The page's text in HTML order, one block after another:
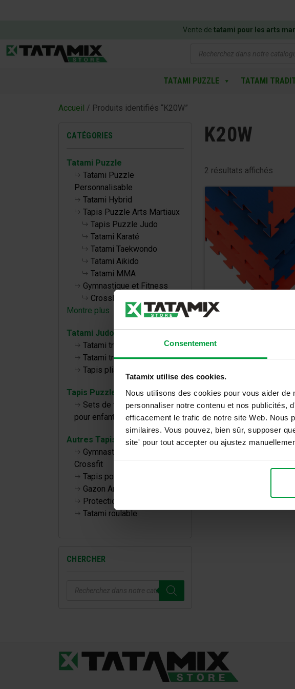
Consentement
Tatamix utilise des cookies.
Nous utilisons des cookies pour vous aider
personnaliser notre contenu et nos publicités,
efficacement le trafic de notre site Web. Nous
similaires. Vous pouvez, bien sûr, supposer
site' pour tout accepter ou ajustez
Vente de tatami pour les arts
de
TATAMI PUZZLE TATAMI
Accueil / Produits identifiés “K20W”
CATÉGORIES
Tatami Puzzle
Tatami Puzzle
Personnalisable
Tatami Hybrid
Tapis Puzzle Arts Martiaux
Tapis Puzzle Judo
Tatami Karaté
Tatami Taekwondo
Tatami Aikido
Tatami MMA
Gymnastique et Fitness
CrossFit
Montre plus
Tatami Judo
Tatami traditionnel TL 40 50
Tatami traditionnel TT 40 50
Tapis pliables
Tapis Puzzle bébé
Sets de tapis de puzzle
pour enfants
Autres Tapis
Gymnastique, Fitness et
Crossfit
Tapis pour la maison
Gazon Artificiel
Protections Murales
Tatami roulable
CHERCHER
de
K20W
2 résultats affichés
Kit octagone 2cm
OTK20L
Détails